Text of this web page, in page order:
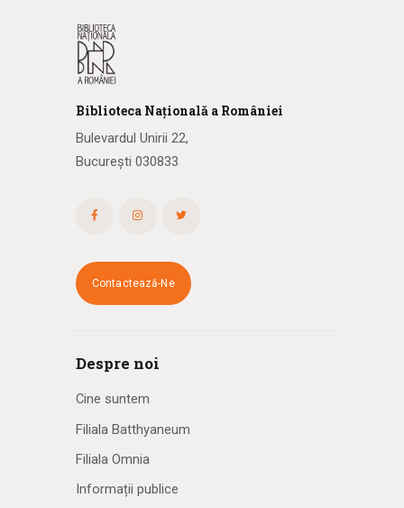
Biblioteca Națională a României
Bulevardul Unirii 22,
București 030833
Contactează-Ne
Despre noi
Cine suntem
Filiala Batthyaneum
Filiala Omnia
Informații publice